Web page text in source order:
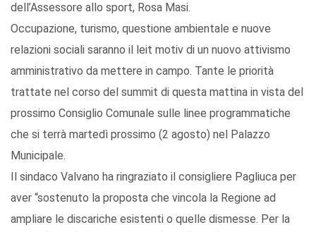
dell’Assessore allo sport, Rosa Masi.
Occupazione, turismo, questione ambientale e nuove
relazioni sociali saranno il leit motiv di un nuovo attivismo
amministrativo da mettere in campo. Tante le priorità
trattate nel corso del summit di questa mattina in vista del
prossimo Consiglio Comunale sulle linee programmatiche
che si terrà martedì prossimo (2 agosto) nel Palazzo
Municipale.
Il sindaco Valvano ha ringraziato il consigliere Pagliuca per
aver “sostenuto la proposta che vincola la Regione ad
ampliare le discariche esistenti o quelle dismesse. Per la